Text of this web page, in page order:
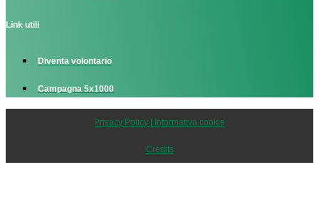
Link utili
Diventa volontario
Campagna 5x1000
Privacy Policy | Informativa cookie
Credits